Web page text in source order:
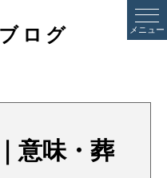
メニュー
ログ
意味・葬